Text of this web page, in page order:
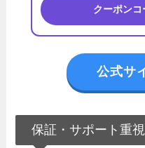
クーポン
公式サ
保証・サポート重